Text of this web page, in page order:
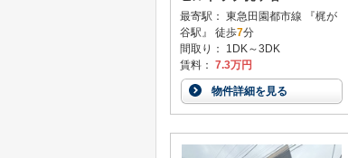
最寄駅： 東急田園都市線 『梶が
谷駅』 徒歩7分
間取り： 1DK～3DK
賃料： 7.3万円
物件詳細を見る